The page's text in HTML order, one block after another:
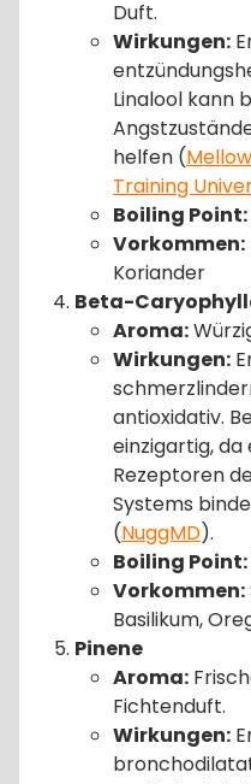
Duft.
Wirkungen:
Linalool kann
helfen​ (
Training
Boiling Point:
Vorkommen:
Koriander
Beta-
Aroma:
Wirkungen:
antioxidativ.
einzigartig, da
Rezeptoren
Systems
(NuggMD)​.
Boiling Point:
Vorkommen:
Basilikum,
Pinene
Aroma:
Fichtenduft.
Wirkungen: